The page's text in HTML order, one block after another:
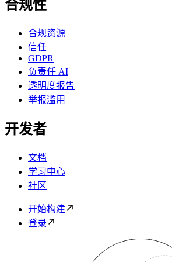
合规性
合规资源
信任
GDPR
负责任 AI
透明度报告
举报滥用
开发者
文档
学习中心
社区
开始构建
登录